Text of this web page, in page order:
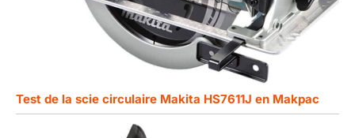
Test de la scie circulaire Makita HS7611J en Makpac